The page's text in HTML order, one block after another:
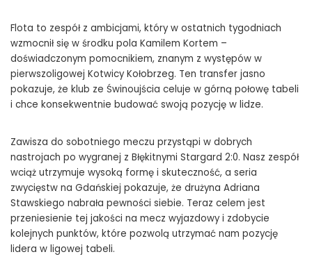
Flota to zespół z ambicjami, który w ostatnich tygodniach
wzmocnił się w środku pola Kamilem Kortem –
doświadczonym pomocnikiem, znanym z występów w
pierwszoligowej Kotwicy Kołobrzeg. Ten transfer jasno
pokazuje, że klub ze Świnoujścia celuje w górną połowę tabeli
i chce konsekwentnie budować swoją pozycję w lidze.
Zawisza do sobotniego meczu przystąpi w dobrych
nastrojach po wygranej z Błękitnymi Stargard 2:0. Nasz zespół
wciąż utrzymuje wysoką formę i skuteczność, a seria
zwycięstw na Gdańskiej pokazuje, że drużyna Adriana
Stawskiego nabrała pewności siebie. Teraz celem jest
przeniesienie tej jakości na mecz wyjazdowy i zdobycie
kolejnych punktów, które pozwolą utrzymać nam pozycję
lidera w ligowej tabeli.